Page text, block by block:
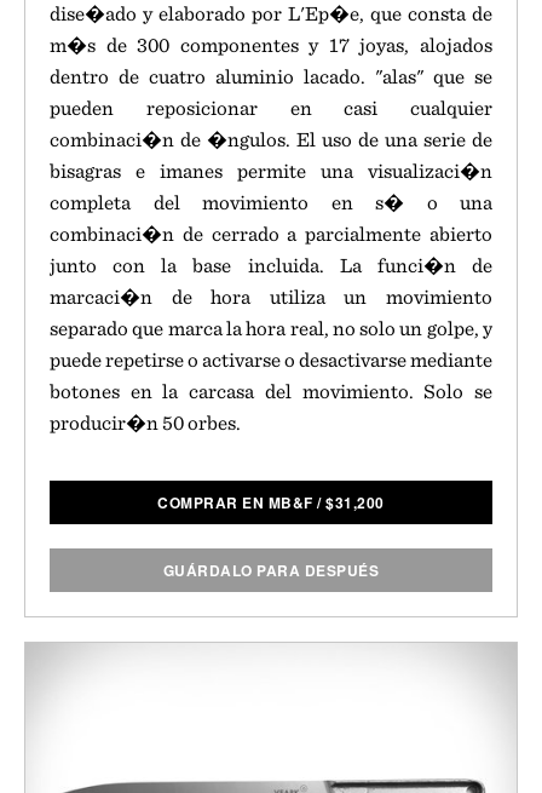
dise�ado y elaborado por L'Ep�e, que consta de
m�s de 300 componentes y 17 joyas, alojados
dentro de cuatro aluminio lacado. "alas" que se
pueden reposicionar en casi cualquier
combinaci�n de �ngulos. El uso de una serie de
bisagras e imanes permite una visualizaci�n
completa del movimiento en s� o una
combinaci�n de cerrado a parcialmente abierto
junto con la base incluida. La funci�n de
marcaci�n de hora utiliza un movimiento
separado que marca la hora real, no solo un golpe, y
puede repetirse o activarse o desactivarse mediante
botones en la carcasa del movimiento. Solo se
producir�n 50 orbes.
COMPRAR EN MB&F /$31,200
GUÁRDALO PARA DESPUÉS